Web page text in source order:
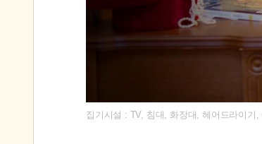
집기시설 : TV, 침대, 화장대, 헤어드라이